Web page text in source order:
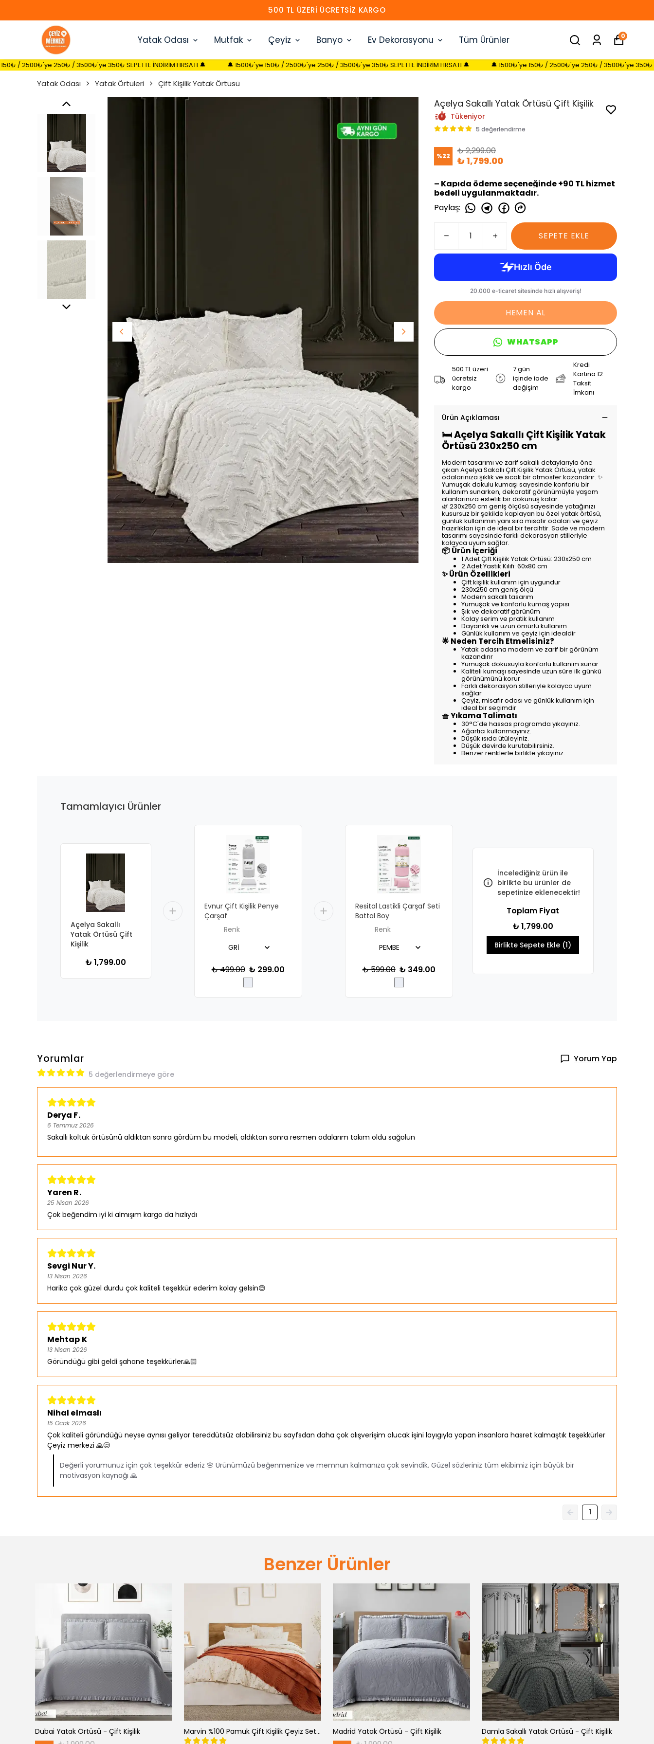
HEMEN ÜYE OL 30 TL İNDIRIM KAZAN
Yatak Odası Mutfak Çeyiz Banyo Ev Dekorasyonu Tüm Ürünler 0
/ 3500₺'ye 350₺ SEPETTE İNDİRİM FIRSATI 🔔 🔔 1500₺'ye 150₺ / 2500₺'ye 250₺ / 3500₺'ye 350₺ SEPETTE İNDİRİM FIRSATI 🔔 🔔 1500₺'ye 150₺ / 2500₺'ye 250₺ / 3500₺'ye 350₺ SEPETTE İNDİRİM
Yatak Odası Yatak Örtüleri Çift Kişilik Yatak Örtüsü
Açelya Sakallı Yatak Örtüsü Çift Kişilik
Tükeniyor
5 değerlendirme
%22 ₺ 2,299.00
₺ 1,799.00
– Kapıda ödeme seçeneğinde +90 TL hizmet
bedeli uygulanmaktadır.
Paylaş:
SEPETE EKLE
HEMEN AL
WHATSAPP
500 TL üzeri
ücretsiz
kargo
7 gün
içinde iade
değişim
Kredi
Kartına 12
Taksit
İmkanı
Ürün Açıklaması
🛏️ Açelya Sakallı Çift Kişilik Yatak
Örtüsü 230x250 cm
Modern tasarımı ve zarif sakallı detaylarıyla öne
çıkan Açelya Sakallı Çift Kişilik Yatak Örtüsü, yatak
odalarınıza şıklık ve sıcak bir atmosfer kazandırır. ✨
Yumuşak dokulu kumaşı sayesinde konforlu bir
kullanım sunarken, dekoratif görünümüyle yaşam
alanlarınıza estetik bir dokunuş katar.
🌿 230x250 cm geniş ölçüsü sayesinde yatağınızı
kusursuz bir şekilde kaplayan bu özel yatak örtüsü,
günlük kullanımın yanı sıra misafir odaları ve çeyiz
hazırlıkları için de ideal bir tercihtir. Sade ve modern
tasarımı sayesinde farklı dekorasyon stilleriyle
kolayca uyum sağlar.
📦 Ürün İçeriği
1 Adet Çift Kişilik Yatak Örtüsü: 230x250 cm
2 Adet Yastık Kılıfı: 60x80 cm
✨ Ürün Özellikleri
Çift kişilik kullanım için uygundur
230x250 cm geniş ölçü
Modern sakallı tasarım
Yumuşak ve konforlu kumaş yapısı
Şık ve dekoratif görünüm
Kolay serim ve pratik kullanım
Dayanıklı ve uzun ömürlü kullanım
Günlük kullanım ve çeyiz için idealdir
🌟 Neden Tercih Etmelisiniz?
Yatak odasına modern ve zarif bir görünüm
kazandırır
Yumuşak dokusuyla konforlu kullanım sunar
Kaliteli kumaşı sayesinde uzun süre ilk günkü
görünümünü korur
Farklı dekorasyon stilleriyle kolayca uyum
sağlar
Çeyiz, misafir odası ve günlük kullanım için
ideal bir seçimdir
🧺 Yıkama Talimatı
30°C'de hassas programda yıkayınız.
Ağartıcı kullanmayınız.
Düşük ısıda ütüleyiniz.
Düşük devirde kurutabilirsiniz.
Benzer renklerle birlikte yıkayınız.
Tamamlayıcı Ürünler
Açelya Sakallı
Yatak Örtüsü Çift
Kişilik
₺ 1,799.00
Evnur Çift Kişilik Penye
Çarşaf
Renk
₺ 499.00 ₺ 299.00
Resital Lastikli Çarşaf Seti
Battal Boy
Renk
₺ 599.00 ₺ 349.00
İncelediğiniz ürün ile
birlikte bu ürünler de
sepetinize eklenecektir!
Toplam Fiyat
₺ 1,799.00
Birlikte Sepete Ekle (1)
Yorumlar Yorum Yap
5 değerlendirmeye göre
Derya F.
6 Temmuz 2026
Sakallı koltuk örtüsünü aldıktan sonra gördüm bu modeli, aldıktan sonra resmen odalarım takım oldu sağolun
Yaren R.
25 Nisan 2026
Çok beğendim iyi ki almışım kargo da hızlıydı
Sevgi Nur Y.
13 Nisan 2026
Harika çok güzel durdu çok kaliteli teşekkür ederim kolay gelsin😊
Mehtap K
13 Nisan 2026
Göründüğü gibi geldi şahane teşekkürler🙏🏻
Nihal elmaslı
15 Ocak 2026
Çok kaliteli göründüğü neyse aynısı geliyor tereddütsüz alabilirsiniz bu sayfsdan daha çok alışverişim olucak işini layıgıyla yapan insanlara hasret kalmaştık teşekkürler
Çeyiz merkezi 🙏😊
Değerli yorumunuz için çok teşekkür ederiz 🌸 Ürünümüzü beğenmenize ve memnun kalmanıza çok sevindik. Güzel sözleriniz tüm ekibimiz için büyük bir
motivasyon kaynağı 🙏
1
Benzer Ürünler
Dubai Yatak Örtüsü - Çift Kişilik Marvin %100 Pamuk Çift Kişilik Çeyiz Seti Çiçek Desenli Nevresim Takımı Yatak Örtülü Set Madrid Yatak Örtüsü - Çift Kişilik Damla Sakallı Yatak Örtüsü - Çift Kişilik